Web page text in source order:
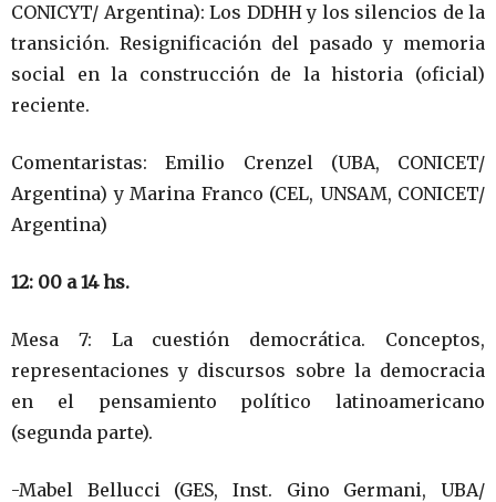
CONICYT/ Argentina): Los DDHH y los silencios de la
transición. Resignificación del pasado y memoria
social en la construcción de la historia (oficial)
reciente.
Comentaristas: Emilio Crenzel (UBA, CONICET/
Argentina) y Marina Franco (CEL, UNSAM, CONICET/
Argentina)
12: 00 a 14 hs.
Mesa 7: La cuestión democrática. Conceptos,
representaciones y discursos sobre la democracia
en el pensamiento político latinoamericano
(segunda parte).
-Mabel Bellucci (GES, Inst. Gino Germani, UBA/